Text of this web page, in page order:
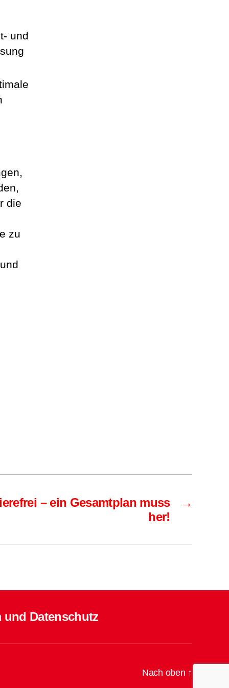
und
die
zu
→
– ein Gesamtplan muss
her!
und Datenschutz
Nach oben ↑